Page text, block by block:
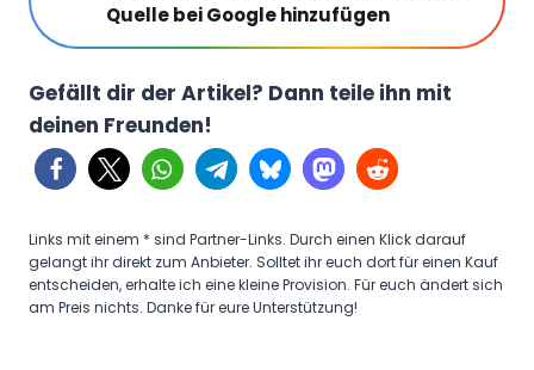
Quelle bei Google hinzufügen
Gefällt dir der Artikel? Dann teile ihn mit
deinen Freunden!
Links mit einem * sind Partner-Links. Durch einen Klick darauf
gelangt ihr direkt zum Anbieter. Solltet ihr euch dort für einen Kauf
entscheiden, erhalte ich eine kleine Provision. Für euch ändert sich
am Preis nichts. Danke für eure Unterstützung!